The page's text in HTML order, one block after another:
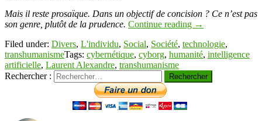
Mais il reste prosaïque. Dans un objectif de concision ? Ce n’est pas
son genre, plutôt de la prudence. Continue reading →
Filed under: Divers, L'individu, Social, Société, technologie,
transhumanismeTags: cybernétique, cyborg, humanité, intelligence
artificielle, Laurent Alexandre, transhumanisme
Rechercher :